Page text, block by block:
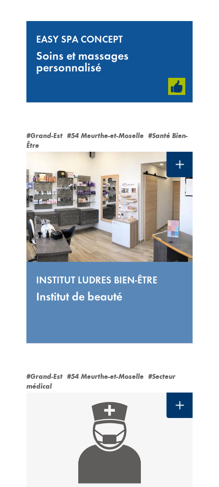
EASY SPA CONCEPT
Soins et massages
personnalisé
#Grand-Est #54 Meurthe-et-Moselle #Santé Bien-
Être
INSTITUT LUDRES BIEN-ÊTRE
Institut de beauté
#Grand-Est #54 Meurthe-et-Moselle #Secteur
médical